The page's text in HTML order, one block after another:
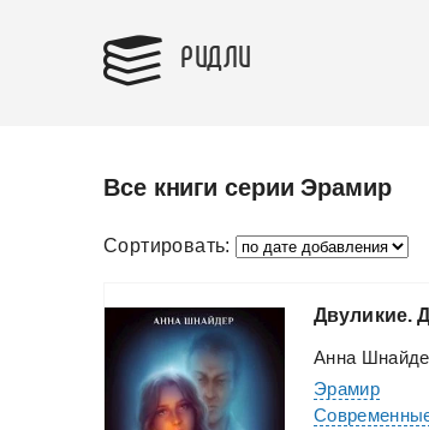
РИДЛИ
Все книги серии Эрамир
Сортировать:
Двуликие.
Аннa
Эрамир